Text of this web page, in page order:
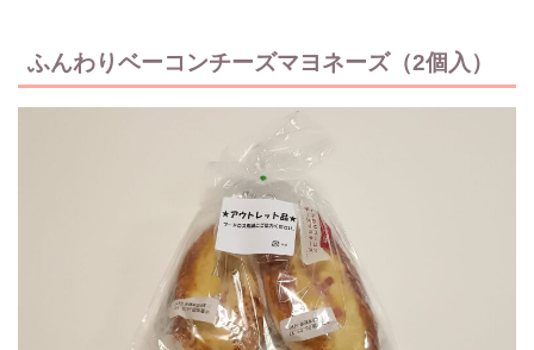
ふんわりベーコンチーズマヨネーズ（2個入）